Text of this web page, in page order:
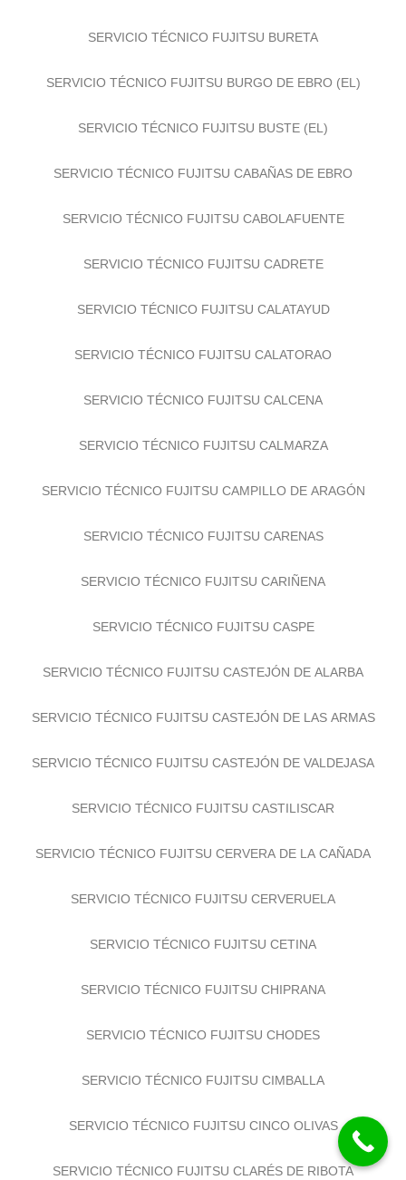
SERVICIO TÉCNICO FUJITSU BURETA
SERVICIO TÉCNICO FUJITSU BURGO DE EBRO (EL)
SERVICIO TÉCNICO FUJITSU BUSTE (EL)
SERVICIO TÉCNICO FUJITSU CABAÑAS DE EBRO
SERVICIO TÉCNICO FUJITSU CABOLAFUENTE
SERVICIO TÉCNICO FUJITSU CADRETE
SERVICIO TÉCNICO FUJITSU CALATAYUD
SERVICIO TÉCNICO FUJITSU CALATORAO
SERVICIO TÉCNICO FUJITSU CALCENA
SERVICIO TÉCNICO FUJITSU CALMARZA
SERVICIO TÉCNICO FUJITSU CAMPILLO DE ARAGÓN
SERVICIO TÉCNICO FUJITSU CARENAS
SERVICIO TÉCNICO FUJITSU CARIÑENA
SERVICIO TÉCNICO FUJITSU CASPE
SERVICIO TÉCNICO FUJITSU CASTEJÓN DE ALARBA
SERVICIO TÉCNICO FUJITSU CASTEJÓN DE LAS ARMAS
SERVICIO TÉCNICO FUJITSU CASTEJÓN DE VALDEJASA
SERVICIO TÉCNICO FUJITSU CASTILISCAR
SERVICIO TÉCNICO FUJITSU CERVERA DE LA CAÑADA
SERVICIO TÉCNICO FUJITSU CERVERUELA
SERVICIO TÉCNICO FUJITSU CETINA
SERVICIO TÉCNICO FUJITSU CHIPRANA
SERVICIO TÉCNICO FUJITSU CHODES
SERVICIO TÉCNICO FUJITSU CIMBALLA
SERVICIO TÉCNICO FUJITSU CINCO OLIVAS
SERVICIO TÉCNICO FUJITSU CLARÉS DE RIBOTA